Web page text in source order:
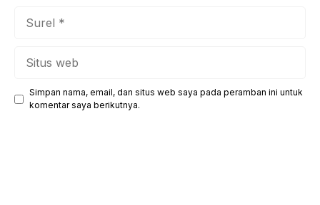
Simpan nama, email, dan situs web saya pada peramban ini untuk
komentar saya berikutnya.